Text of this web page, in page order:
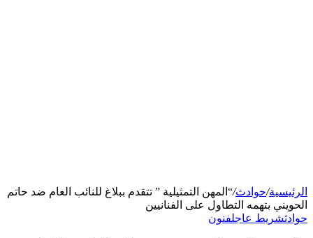
الرئيسية/حوادث/“المهن التمثيلية ” تتقدم ببلاغ للنائب العام ضد حاتم
الحويني بتهمه التطاول على الفنانيين
حوادثشريط عاجلفنون